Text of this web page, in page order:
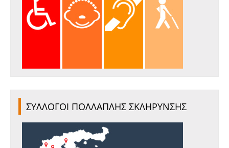
ΣΥΛΛΟΓΟΙ ΠΟΛΛΑΠΛΗΣ ΣΚΛΗΡΥΝΣΗΣ